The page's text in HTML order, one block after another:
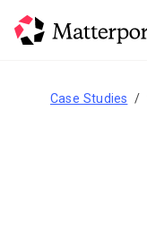
Case Studies